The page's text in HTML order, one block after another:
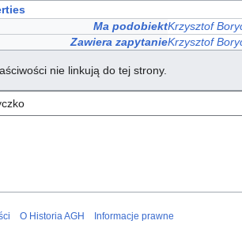
Ma podobiektKrzysztof
Zawiera zapytanieKrzysztof
nie linkują do tej strony.
O Historia AGH Informacje prawne